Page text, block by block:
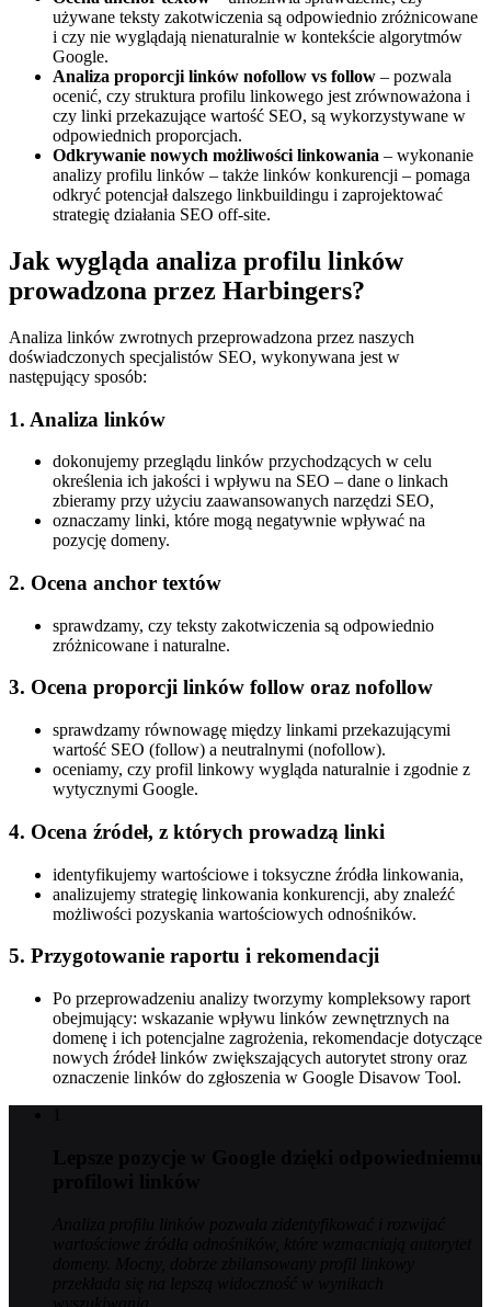
używane teksty zakotwiczenia są odpowiednio zróżnicowane
i czy nie wyglądają nienaturalnie w kontekście algorytmów
Google.
Analiza proporcji linków nofollow vs follow – pozwala
ocenić, czy struktura profilu linkowego jest zrównoważona i
czy linki przekazujące wartość SEO, są wykorzystywane w
odpowiednich proporcjach.
Odkrywanie nowych możliwości linkowania – wykonanie
analizy profilu linków – także linków konkurencji – pomaga
odkryć potencjał dalszego linkbuildingu i zaprojektować
strategię działania SEO off-site.
Jak wygląda analiza profilu linków
prowadzona przez Harbingers?
Analiza linków zwrotnych przeprowadzona przez naszych
doświadczonych specjalistów SEO, wykonywana jest w
następujący sposób:
1. Analiza linków
dokonujemy przeglądu linków przychodzących w celu
określenia ich jakości i wpływu na SEO – dane o linkach
zbieramy przy użyciu zaawansowanych narzędzi SEO,
oznaczamy linki, które mogą negatywnie wpływać na
pozycję domeny.
2. Ocena anchor textów
sprawdzamy, czy teksty zakotwiczenia są odpowiednio
zróżnicowane i naturalne.
3. Ocena proporcji linków follow oraz nofollow
sprawdzamy równowagę między linkami przekazującymi
wartość SEO (follow) a neutralnymi (nofollow).
oceniamy, czy profil linkowy wygląda naturalnie i zgodnie z
wytycznymi Google.
4. Ocena źródeł, z których prowadzą linki
identyfikujemy wartościowe i toksyczne źródła linkowania,
analizujemy strategię linkowania konkurencji, aby znaleźć
możliwości pozyskania wartościowych odnośników.
5. Przygotowanie raportu i rekomendacji
Po przeprowadzeniu analizy tworzymy kompleksowy raport
obejmujący: wskazanie wpływu linków zewnętrznych na
domenę i ich potencjalne zagrożenia, rekomendacje dotyczące
nowych źródeł linków zwiększających autorytet strony oraz
oznaczenie linków do zgłoszenia w Google Disavow Tool.